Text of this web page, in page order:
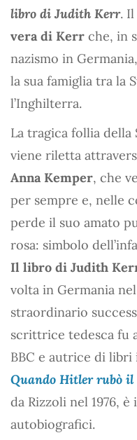
libro di Judith Kerr.
vera di Kerr che, in
nazismo in
la sua famiglia tra la
l’Inghilterra.
La tragica follia della
viene riletta
Anna Kemper, che
per sempre e, nelle
perde il suo amato
rosa: simbolo
Il libro di Judith
volta in Germania nel
straordinario
scrittrice tedesca fu
BBC e autrice di
Quando Hitler rubò il
da Rizzoli nel 1976,
autobiografici.